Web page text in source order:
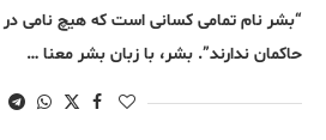
“بشر نام تمامی کسانی است که هیچ نامی
حاکمان ندارند”. بشر، با زبان بشر معنا …